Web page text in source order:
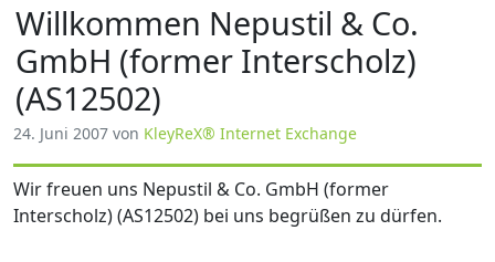
Willkommen Nepustil & Co.
GmbH (former Interscholz)
(AS12502)
24. Juni 2007 von KleyReX® Internet Exchange
Wir freuen uns Nepustil & Co. GmbH (former
Interscholz) (AS12502) bei uns begrüßen zu dürfen.